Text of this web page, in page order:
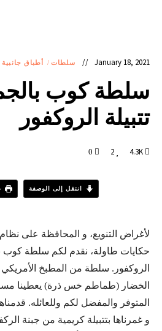
January 18, 2021 سلطات / أطباق جانبية
سلطة كوب
تتبيلة الروكفور
4.3K
2
انتقل إلى الوصفة
لأغراض التنويع، و المحافظة على
حكايات طاولة، نقدم لكم سلطة كوب
الروكفور. سلطة من المطبخ الأمريكي
الخضار (طماطم خس ذرة) يعطينا
المتوفر والمفضل لكم وللعائله.
و غمرناها بتتبيلة كريمية من جبنة